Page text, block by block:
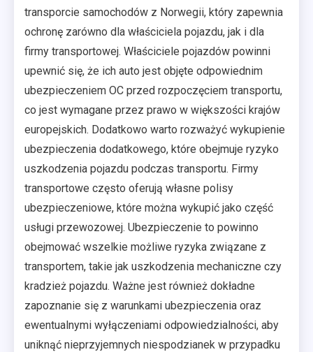
transporcie samochodów z Norwegii, który zapewnia
ochronę zarówno dla właściciela pojazdu, jak i dla
firmy transportowej. Właściciele pojazdów powinni
upewnić się, że ich auto jest objęte odpowiednim
ubezpieczeniem OC przed rozpoczęciem transportu,
co jest wymagane przez prawo w większości krajów
europejskich. Dodatkowo warto rozważyć wykupienie
ubezpieczenia dodatkowego, które obejmuje ryzyko
uszkodzenia pojazdu podczas transportu. Firmy
transportowe często oferują własne polisy
ubezpieczeniowe, które można wykupić jako część
usługi przewozowej. Ubezpieczenie to powinno
obejmować wszelkie możliwe ryzyka związane z
transportem, takie jak uszkodzenia mechaniczne czy
kradzież pojazdu. Ważne jest również dokładne
zapoznanie się z warunkami ubezpieczenia oraz
ewentualnymi wyłączeniami odpowiedzialności, aby
uniknąć nieprzyjemnych niespodzianek w przypadku